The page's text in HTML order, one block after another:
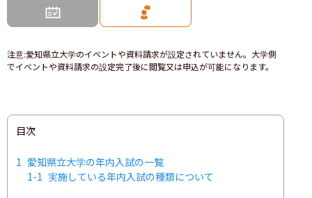
注意:愛知県立大学のイベントや資料請求が設定されていません。大学側
でイベントや資料請求の設定完了後に閲覧又は申込が可能になります。
目次
1 愛知県立大学の年内入試の一覧
1-1 実施している年内入試の種類について